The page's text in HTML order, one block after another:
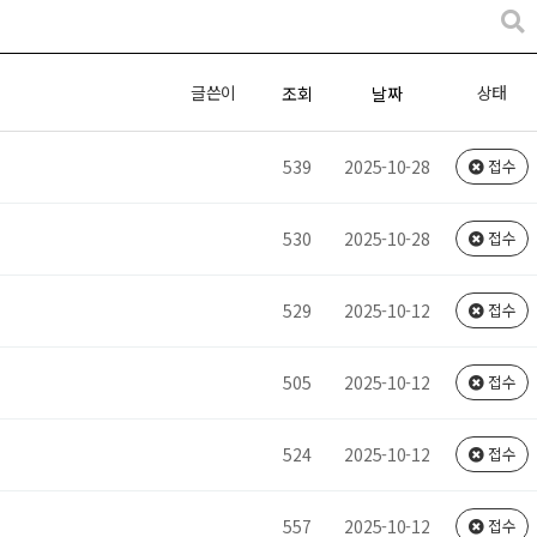
글쓴이 조회 날짜 상태
539 2025-10-28 접수
530 2025-10-28 접수
529 2025-10-12 접수
505 2025-10-12 접수
524 2025-10-12 접수
557 2025-10-12 접수